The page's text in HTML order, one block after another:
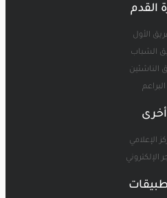
القدم
الأول
الشباب
الناشئين
البراعم
أخرى
الإعلامي
الإلكتروني